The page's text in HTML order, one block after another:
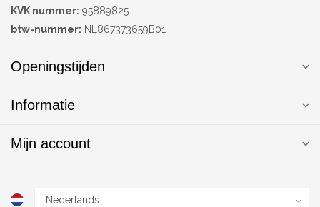
KVK nummer: 95889825
btw-nummer: NL867373659B01
Openingstijden
Informatie
Mijn account